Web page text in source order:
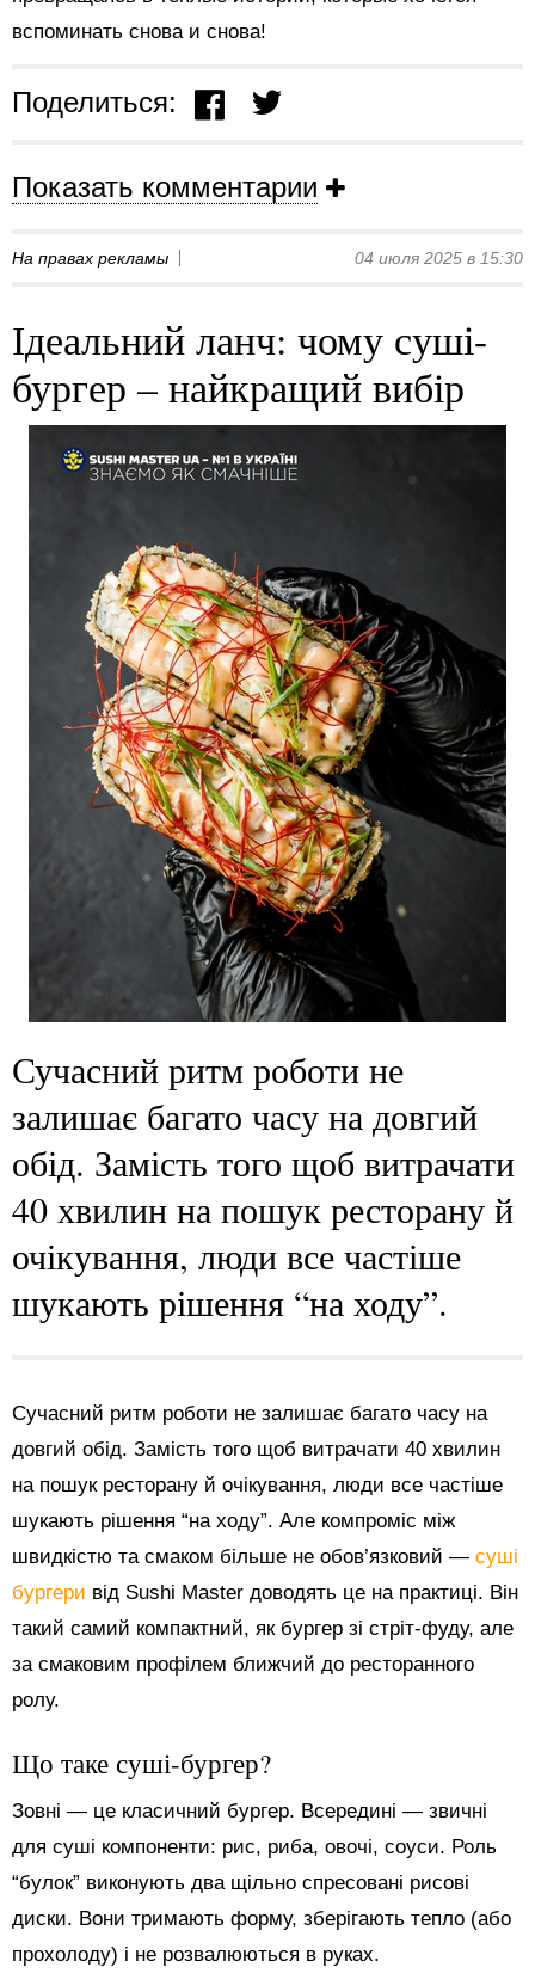
вспоминать снова и снова!
Поделиться:
Показать комментарии
На правах рекламы 04 июля 2025 в 15:30
Ідеальний ланч: чому суші-
бургер – найкращий вибір
Сучасний ритм роботи не
залишає багато часу на довгий
обід. Замість того щоб витрачати
40 хвилин на пошук ресторану й
очікування, люди все частіше
шукають рішення “на ходу”.
Сучасний ритм роботи не залишає багато часу на
довгий обід. Замість того щоб витрачати 40 хвилин
на пошук ресторану й очікування, люди все частіше
шукають рішення “на ходу”. Але компроміс між
швидкістю та смаком більше не обов’язковий — суші
бургери від Sushi Master доводять це на практиці. Він
такий самий компактний, як бургер зі стріт-фуду, але
за смаковим профілем ближчий до ресторанного
ролу.
Що таке суші-бургер?
Зовні — це класичний бургер. Всередині — звичні
для суші компоненти: рис, риба, овочі, соуси. Роль
“булок” виконують два щільно спресовані рисові
диски. Вони тримають форму, зберігають тепло (або
прохолоду) і не розвалюються в руках.